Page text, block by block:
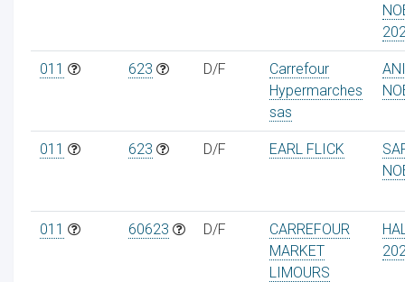
011 623 D/F
Carrefour
Hypermarches
sas
011 623 D/F EARL FLICK
011 60623 D/F
CARREFOUR
MARKET
LIMOURS